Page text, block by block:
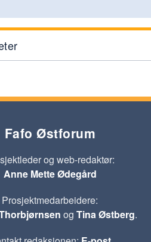
Fafo Østforum
og web-redaktør:
Anne Mette Ødegård
Prosjektmedarbeidere:
og Tina Østberg.